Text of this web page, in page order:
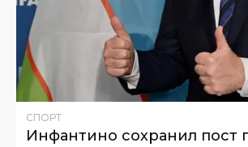
СПОРТ
Инфантино сохранил пост